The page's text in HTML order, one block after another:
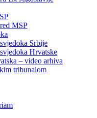
MSP
Srbije
Hrvatske
– video arhiva
tribunalom